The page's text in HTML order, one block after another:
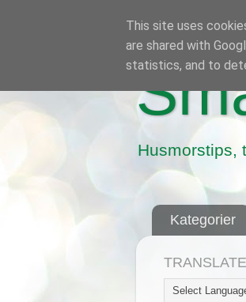
Husmorstips,
Kategorier
TRANSLATE
This site uses
are shared with
statistics, and to